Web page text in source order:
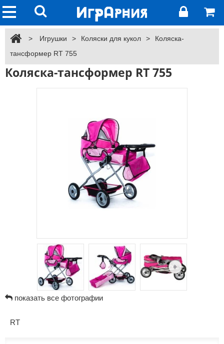
> Игрушки > Коляски для кукол >
Коляска-
тансформер RT 755
Коляска-тансформер RT 755
показать все фотографии
RT